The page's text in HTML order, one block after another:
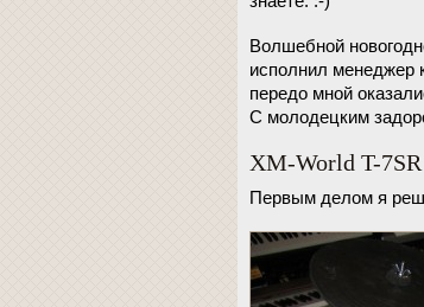
Волшебной
исполнил менеджер
передо мной
С молодецким
XM-World T-7SR
Первым делом я